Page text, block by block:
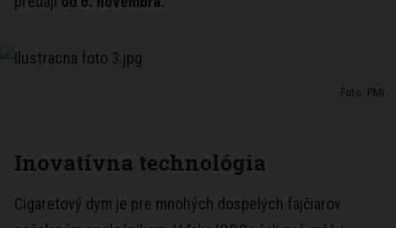
Foto: PMI
Inovatívna technológia
Cigaretový dym je pre mnohých dospelých fajčiarov